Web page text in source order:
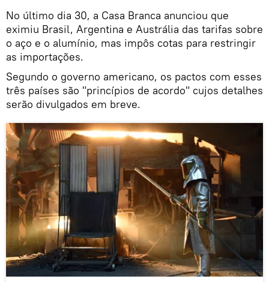
No último dia 30, a Casa Branca anunciou que
eximiu Brasil, Argentina e Austrália das tarifas sobre
o aço e o alumínio, mas impôs cotas para restringir
as importações.
Segundo o governo americano, os pactos com esses
três países são "princípios de acordo" cujos detalhes
serão divulgados em breve.